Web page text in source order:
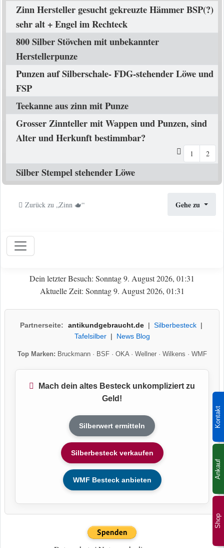
Shop
Kontakt
Ankauf
Zinn Hersteller gesucht gekreuzte Hämmer BSP(?)
sehr alt + Engel im Rechteck
800 Silber Stövchen mit unbekannter
Herstellerpunze
Punzen auf Silberschale- FDG-stehender Löwe und
FSP
Teekanne aus zinn mit Punze
Grosser Zinnteller mit Wappen und Punzen, sind
Alter und Herkunft bestimmbar?
1 2
Silber Stempel stehender Löwe
Zurück zu „Zinn 🫖“ Gehe zu
Dein letzter Besuch: Sonntag 9. August 2026, 01:31
Aktuelle Zeit: Sonntag 9. August 2026, 01:31
Partnerseite: antikundgebraucht.de| Silberbesteck|
Tafelsilber| News Blog
Top Marken: Bruckmann· BSF· OKA· Wellner· Wilkens · WMF
Mach dein altes Besteck unkompliziert zu
Geld!
Silberwert ermitteln
Silberbesteck verkaufen
WMF Besteck anbieten